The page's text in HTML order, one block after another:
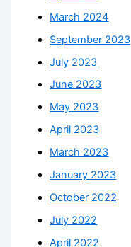
March 2024
September 2023
July 2023
June 2023
May 2023
April 2023
March 2023
January 2023
October 2022
July 2022
April 2022